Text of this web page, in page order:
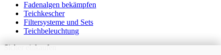
Fadenalgen bekämpfen
Teichkescher
Filtersysteme und Sets
Teichbeleuchtung
Sicher einkaufen